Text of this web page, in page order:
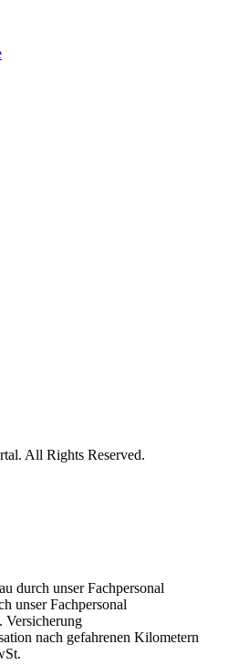
All Rights Reserved.
durch unser Fachpersonal
unser Fachpersonal
Versicherung
nach gefahrenen Kilometern